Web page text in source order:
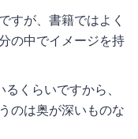
すが、書籍ではよく
の中でイメージを持
くらいですから、
のは奥が深いものな